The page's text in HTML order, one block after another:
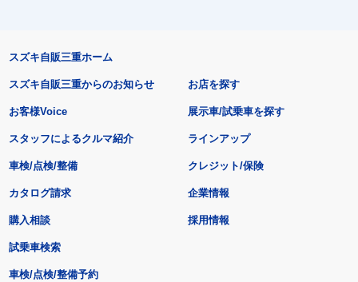
スズキ自販三重ホーム
スズキ自販三重からのお知らせ
お客様Voice
スタッフによるクルマ紹介
お店を探す
展示車/試乗車を探す
ラインアップ
車検/点検/整備 クレジット/保険
カタログ請求
購入相談
試乗車検索
車検/点検/整備予約
企業情報
採用情報